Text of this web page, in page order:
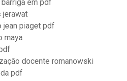
em pdf
jerawat
jean piaget pdf
maya
docente romanowski
pdf